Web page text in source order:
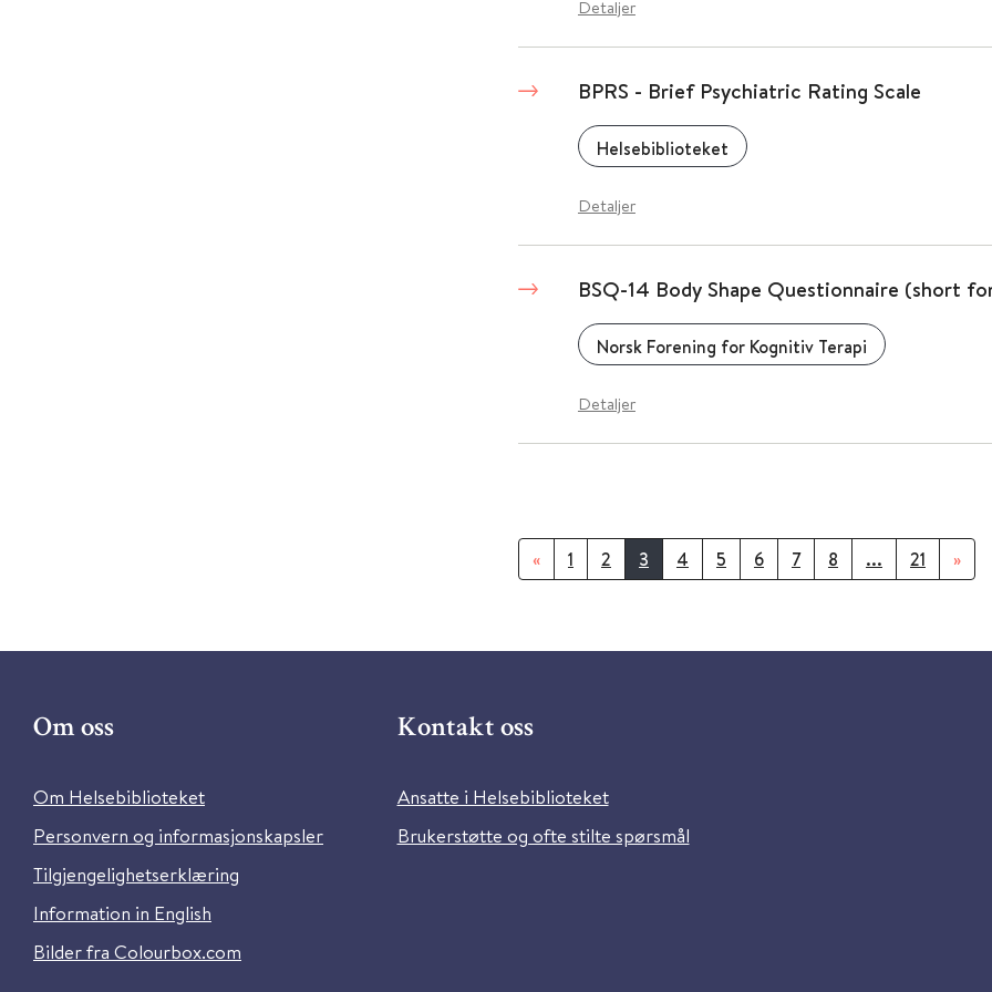
Detaljer
BPRS - Brief Psychiatric Rating Scale
Helsebiblioteket
Detaljer
BSQ-14 Body Shape Questionnaire (short
Norsk Forening for Kognitiv Terapi
Detaljer
« 1 2 3 4 5 6 7 8 ... 21 »
Om oss
Om Helsebiblioteket
Personvern og informasjonskapsler
Tilgjengelighetserklæring
Information in English
Bilder fra Colourbox.com
Kontakt oss
Ansatte i Helsebiblioteket
Brukerstøtte og ofte stilte spørsmål